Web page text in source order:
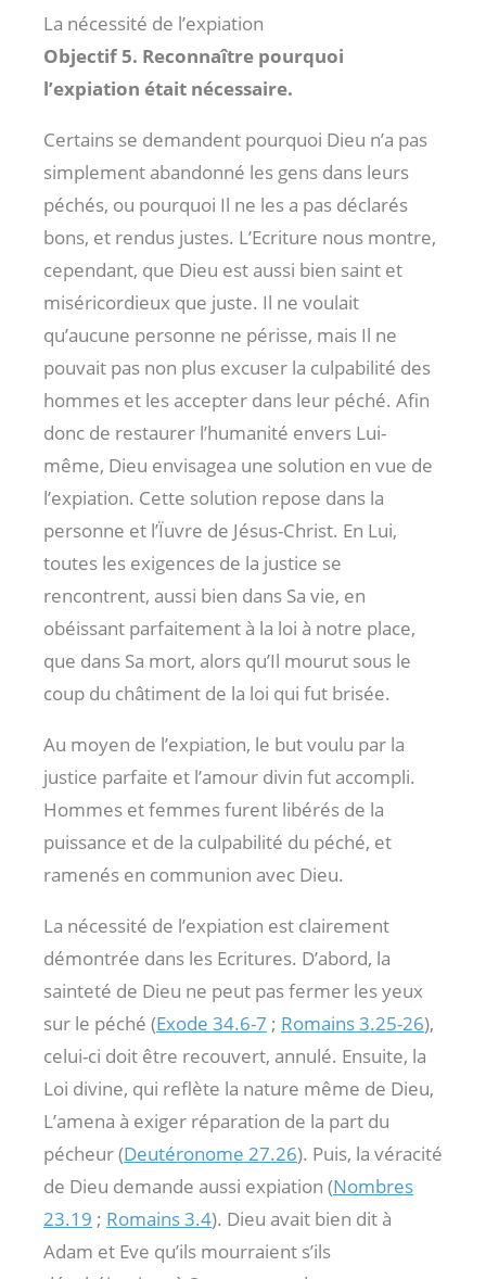
La nécessité de l’expiation
Objectif 5. Reconnaître pourquoi
l’expiation était nécessaire.
Certains se demandent pourquoi Dieu n’a pas
simplement abandonné les gens dans leurs
péchés, ou pourquoi Il ne les a pas déclarés
bons, et rendus justes. L’Ecriture nous montre,
cependant, que Dieu est aussi bien saint et
miséricordieux que juste. Il ne voulait
qu’aucune personne ne périsse, mais Il ne
pouvait pas non plus excuser la culpabilité des
hommes et les accepter dans leur péché. Afin
donc de restaurer l’humanité envers Lui-
même, Dieu envisagea une solution en vue de
l’expiation. Cette solution repose dans la
personne et l’Ïuvre de Jésus-Christ. En Lui,
toutes les exigences de la justice se
rencontrent, aussi bien dans Sa vie, en
obéissant parfaitement à la loi à notre place,
que dans Sa mort, alors qu’Il mourut sous le
coup du châtiment de la loi qui fut brisée.
Au moyen de l’expiation, le but voulu par la
justice parfaite et l’amour divin fut accompli.
Hommes et femmes furent libérés de la
puissance et de la culpabilité du péché, et
ramenés en communion avec Dieu.
La nécessité de l’expiation est clairement
démontrée dans les Ecritures. D’abord, la
sainteté de Dieu ne peut pas fermer les yeux
sur le péché (Exode 34.6-7 ; Romains 3.25-26),
celui-ci doit être recouvert, annulé. Ensuite, la
Loi divine, qui reflète la nature même de Dieu,
L’amena à exiger réparation de la part du
pécheur (Deutéronome 27.26). Puis, la véracité
de Dieu demande aussi expiation (Nombres
23.19 ; Romains 3.4). Dieu avait bien dit à
Adam et Eve qu’ils mourraient s’ils